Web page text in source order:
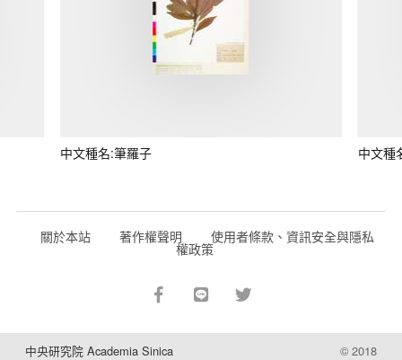
中文種名:筆羅子 中文種
關於本站 著作權聲明 使用者條款、資訊安全與隱私
權政策
中央研究院 Academia Sinica © 2018